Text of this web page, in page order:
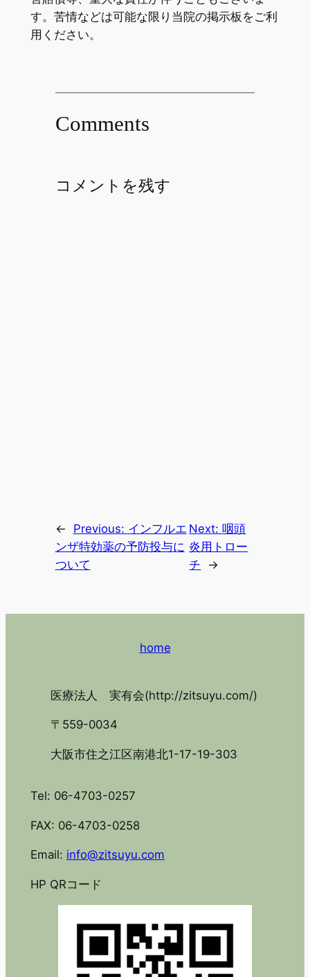
す。苦情などは可能な限り当院の掲示板をご利
用ください。
Comments
コメントを残す
← Previous: インフルエ
ンザ特効薬の予防投与に
ついて
Next:咽頭
炎用トロー
チ
→
home
医療法人 実有会(http://zitsuyu.com/)
〒559-0034
大阪市住之江区南港北1-17-19-303
Tel: 06-4703-0257
FAX: 06-4703-0258
Email: info@zitsuyu.com
HP QRコード